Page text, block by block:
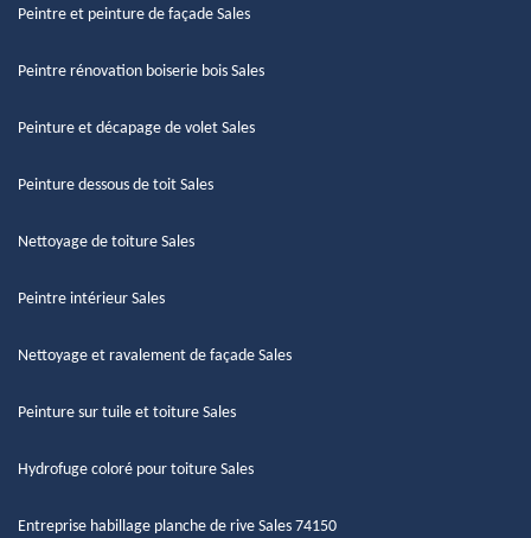
Peintre et peinture de façade Sales
Peintre rénovation boiserie bois Sales
Peinture et décapage de volet Sales
Peinture dessous de toit Sales
Nettoyage de toiture Sales
Peintre intérieur Sales
Nettoyage et ravalement de façade Sales
Peinture sur tuile et toiture Sales
Hydrofuge coloré pour toiture Sales
Entreprise habillage planche de rive Sales 74150